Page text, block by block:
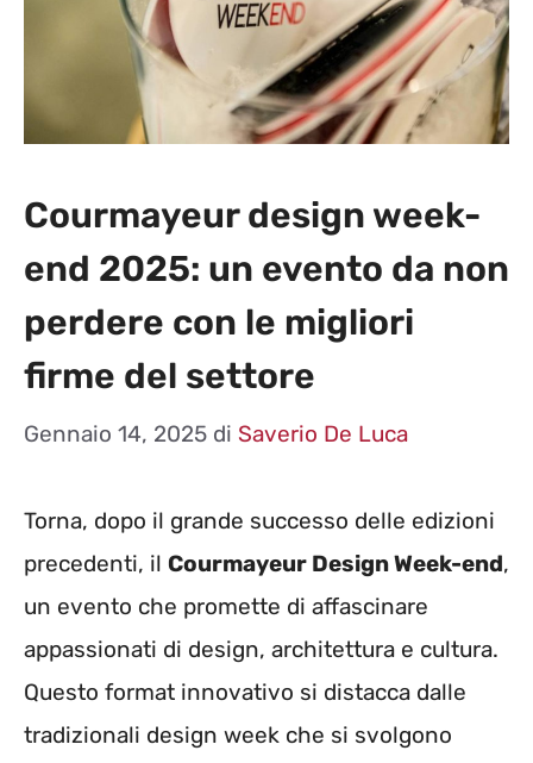
Courmayeur design week-
end 2025: un evento da non
perdere con le migliori
firme del settore
Gennaio 14, 2025 di Saverio De Luca
Torna, dopo il grande successo delle edizioni
precedenti, il Courmayeur Design Week-end,
un evento che promette di affascinare
appassionati di design, architettura e cultura.
Questo format innovativo si distacca dalle
tradizionali design week che si svolgono